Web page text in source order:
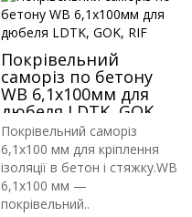
Покрівельний
саморіз по бетону
WB 6,1х100мм для
дюбеля LDTK, GOK,
RIF
Покрівельний саморіз
6,1х100 мм для кріплення
ізоляції в бетон і стяжку.WB
6,1х100 мм —
покрівельний..